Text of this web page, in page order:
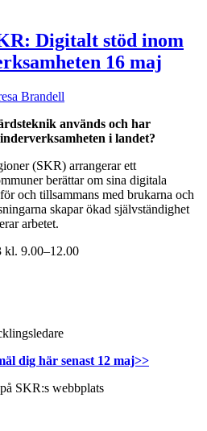
Digitalt stöd inom
16 maj
Brandell
används och har
i landet?
(SKR) arrangerar ett
berättar om sina digitala
och tillsammans med brukarna och
skapar ökad självständighet
arbetet.
kl. 9.00–12.00
dig här senast 12 maj>>
SKR:s webbplats